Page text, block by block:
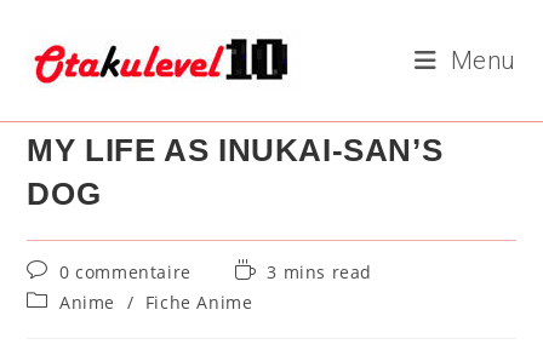
content
Menu
MY LIFE AS INUKAI-SAN’S
DOG
Commentaires
de
la
0 commentaire
Temps
lecture :
3 mins read
PostAnime / Fiche Anime